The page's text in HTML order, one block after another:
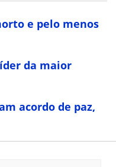
e pelo menos
da maior
acordo de paz,